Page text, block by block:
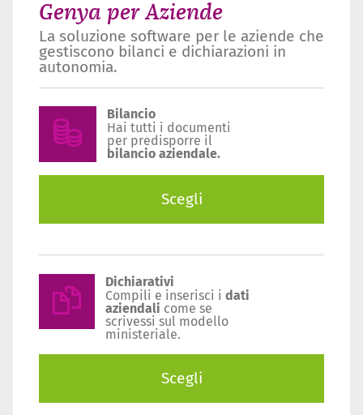
Genya per Aziende
La soluzione software per le aziende che
gestiscono bilanci e dichiarazioni in
autonomia.
Bilancio
Hai tutti i documenti
per predisporre il
bilancio aziendale.
Scegli
Dichiarativi
Compili e inserisci i dati
aziendali come se
scrivessi sul modello
ministeriale.
Scegli